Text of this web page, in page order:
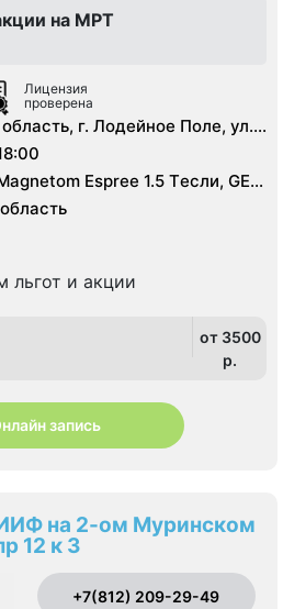
на МРТ
Лицензия
проверена
г. Лодейное Поле, ул.
Espree 1.5 Tесли, GE
аппарат, Рентген
льгот и акции
от 3500
p.
запись
на 2-ом Муринском
12 к 3
+7(812) 209-29-49